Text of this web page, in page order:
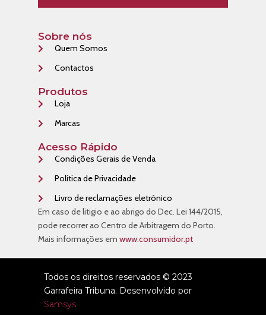
Sobre nós
Quem Somos
Contactos
Produtos
Loja
Marcas
Acesso Rápido
Condições Gerais de Venda
Política de Privacidade
Livro de reclamações eletrónico
Em caso de litigio e ao abrigo do Dec. Lei 144/2015,
pode recorrer ao Centro de Arbitragem do Porto.
Mais informações em www.consumidor.pt
Todos os direitos reservados © 2023
Garrafeira Tribuna. Desenvolvido por
Samsys